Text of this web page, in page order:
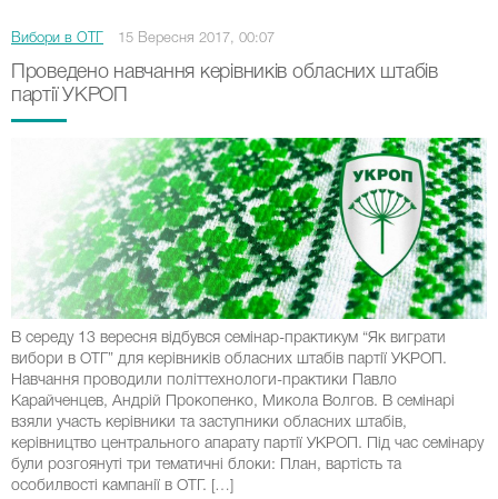
Вибори в ОТГ 15 Вересня 2017, 00:07
Проведено навчання керівників обласних штабів
партії УКРОП
В середу 13 вересня відбувся семінар-практикум “Як виграти
вибори в ОТГ” для керівників обласних штабів партії УКРОП.
Навчання проводили політтехнологи-практики Павло
Карайченцев, Андрій Прокопенко, Микола Волгов. В семінарі
взяли участь керівники та заступники обласних штабів,
керівництво центрального апарату партії УКРОП. Під час семінару
були розгоянуті три тематичні блоки: План, вартість та
особилвості кампанії в ОТГ. […]